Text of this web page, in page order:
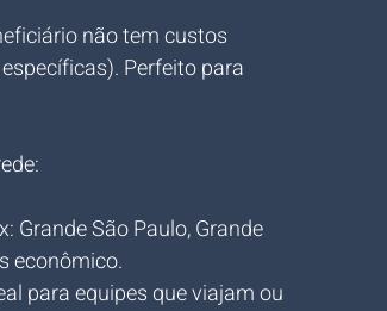
não tem custos
Perfeito para
Grande São Paulo, Grande
econômico.
para equipes que viajam ou